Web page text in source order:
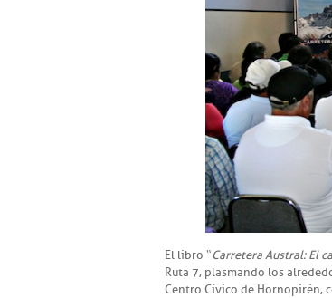
El libro “Carretera Austral: El
Ruta 7, plasmando los
Centro Cívico de Hornopirén,